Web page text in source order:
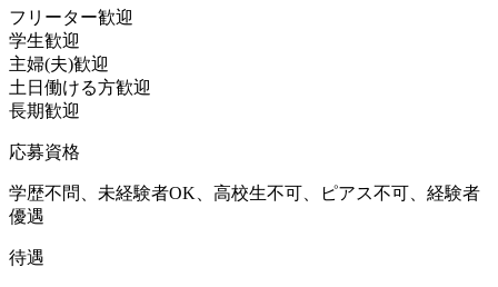
フリーター歓迎
学生歓迎
主婦(夫)歓迎
土日働ける方歓迎
長期歓迎
応募資格
学歴不問、未経験者OK、高校生不可、ピアス不可、経験者
優遇
待遇